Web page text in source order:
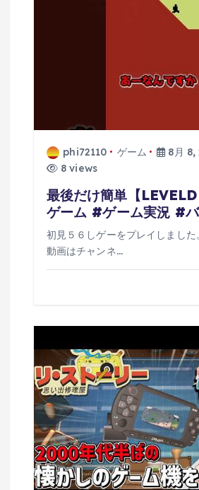
phi72110 ゲーム
8月 8,
8 views
最後だけ簡単【
ゲーム #ゲーム実況 #
初見５６しゲーをプレイしまし
動画はチャンネ…